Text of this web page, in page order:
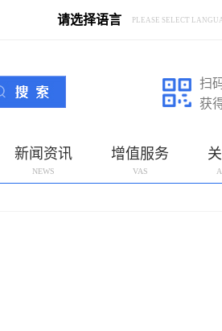
请选择语言 PLEASE SELECT
扫
获
新闻资讯
NEWS
增值服务
VAS